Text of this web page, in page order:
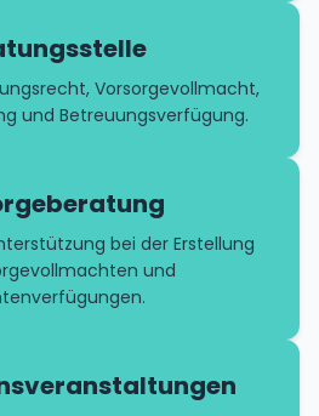
Vorsorgevollmacht,
und Betreuungsverfügung.
bei der Erstellung
und